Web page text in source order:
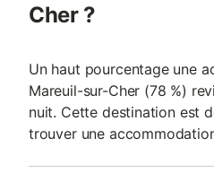
Cher ?
Un haut pourcentage une
Mareuil-sur-Cher (78 %)
nuit. Cette destination est
trouver une